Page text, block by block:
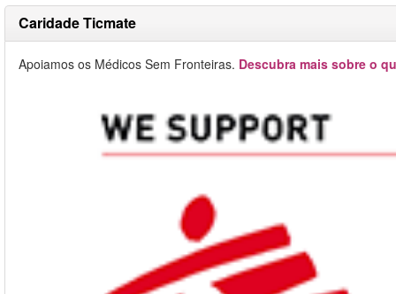
Caridade Ticmate
Apoiamos os Médicos Sem Fronteiras. Descubra mais sobre o